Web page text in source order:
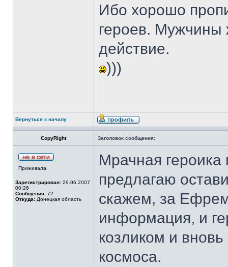
Ибо хорошо
героев. Мужчины
действие.
)))
Вернуться к началу
CopyRight Заголовок сообщения:
Приживала
Зарегистрирован: 29.06.2007
00:26
Сообщения: 72
Откуда: Донецкая область
Мрачная
предлагаю
скажем, за
информация, и
козликом и
космоса.